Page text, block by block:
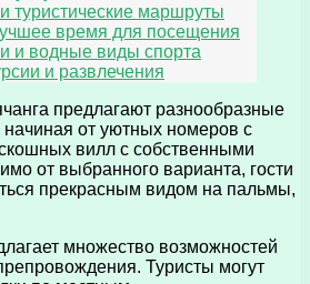
туристические маршруты
время для посещения
и водные виды спорта
и развлечения
предлагают разнообразные
от уютных номеров с
вилл с собственными
от выбранного варианта, гости
прекрасным видом на пальмы,
множество возможностей
Туристы могут